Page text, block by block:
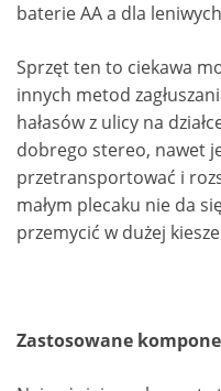
baterie AA a dla
Sprzęt ten to ciekawa
innych metod
hałasów z ulicy na
dobrego stereo, nawet
przetransportować i
małym plecaku nie da
przemycić w dużej
Zastosowane